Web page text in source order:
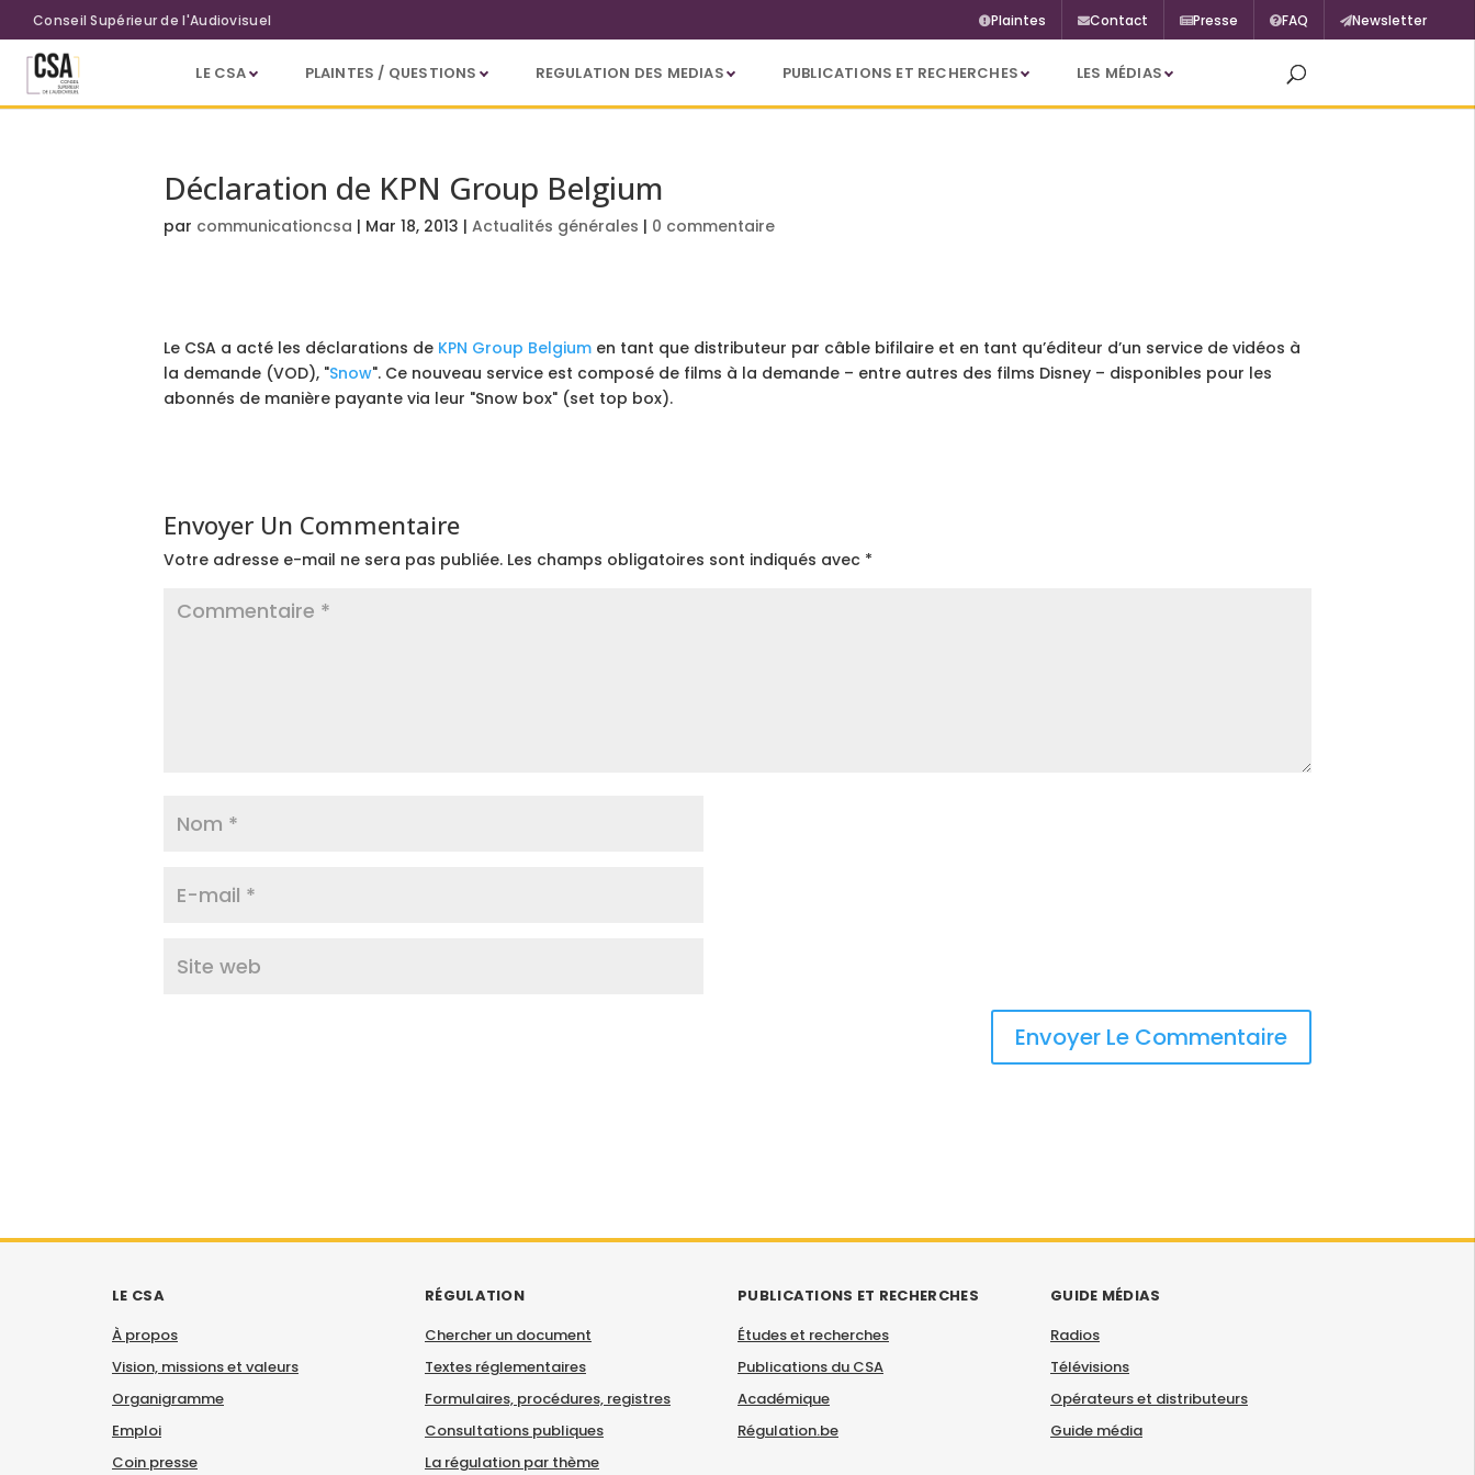
Aller au contenu principal
Conseil Supérieur de l'Audiovisuel Plaintes Contact Presse FAQ Newsletter
LE CSA PLAINTES / QUESTIONS REGULATION DES MEDIAS PUBLICATIONS ET RECHERCHES LES MÉDIAS
Déclaration de KPN Group Belgium
par communicationcsa | Mar 18, 2013 |Actualités générales | 0 commentaire
Le CSA a acté les déclarations de KPN Group Belgium en tant que distributeur par câble bifilaire et en tant qu’éditeur d’un service de vidéos à
la demande (VOD), "Snow". Ce nouveau service est composé de films à la demande – entre autres des films Disney – disponibles pour les
abonnés de manière payante via leur "Snow box" (set top box).
Envoyer Un Commentaire
Votre adresse e-mail ne sera pas publiée. Les champs obligatoires sont indiqués avec *
LE CSA
À propos
Vision, missions et valeurs
Organigramme
Emploi
Coin presse
RÉGULATION
Chercher un document
Textes réglementaires
Formulaires, procédures, registres
Consultations publiques
La régulation par thème
PUBLICATIONS ET RECHERCHES
Études et recherches
Publications du CSA
Académique
Régulation.be
GUIDE MÉDIAS
Radios
Télévisions
Opérateurs et distributeurs
Guide média